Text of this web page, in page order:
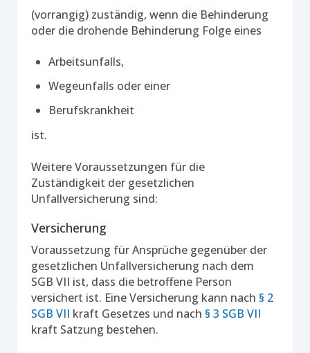
(vorrangig) zuständig, wenn die Behinderung
oder die drohende Behinderung Folge eines
Arbeitsunfalls,
Wegeunfalls oder einer
Berufskrankheit
ist.
Weitere Voraussetzungen für die
Zuständigkeit der gesetzlichen
Unfallversicherung sind:
Versicherung
Voraussetzung für Ansprüche gegenüber der
gesetzlichen Unfallversicherung nach dem
SGB VII ist, dass die betroffene Person
versichert ist. Eine Versicherung kann nach § 2
SGB VII kraft Gesetzes und nach § 3 SGB VII
kraft Satzung bestehen.